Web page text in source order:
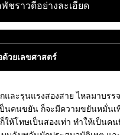
ชราวดีอย่างละเอียด
ด้วยเลขศาสตร์
ละรุนแรงสองสาย ไหลมาบ
นขยัน ก็จะมีความขยันหมั่นเ
ทษเป็นสองเท่า ทำให้เป็นค